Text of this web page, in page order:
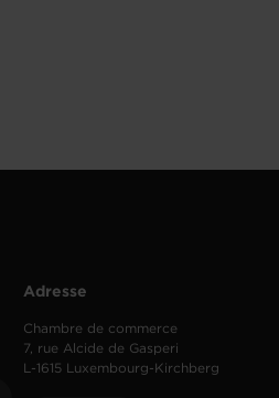
Adresse
Chambre de commerce
7, rue Alcide de Gasperi
L-1615 Luxembourg-Kirchberg